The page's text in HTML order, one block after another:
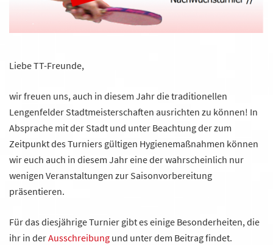
Liebe TT-Freunde,
wir freuen uns, auch in diesem Jahr die traditionellen
Lengenfelder Stadtmeisterschaften ausrichten zu können! In
Absprache mit der Stadt und unter Beachtung der zum
Zeitpunkt des Turniers gültigen Hygienemaßnahmen können
wir euch auch in diesem Jahr eine der wahrscheinlich nur
wenigen Veranstaltungen zur Saisonvorbereitung
präsentieren.
Für das diesjährige Turnier gibt es einige Besonderheiten, die
ihr in derAusschreibung und unter dem Beitrag findet.